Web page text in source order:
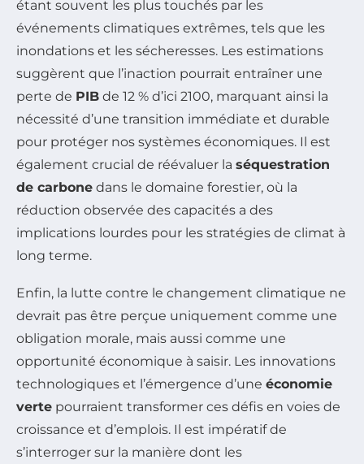
étant souvent les plus touchés par les
événements climatiques extrêmes, tels que les
inondations et les sécheresses. Les estimations
suggèrent que l’inaction pourrait entraîner une
perte de PIB de 12 % d’ici 2100, marquant ainsi la
nécessité d’une transition immédiate et durable
pour protéger nos systèmes économiques. Il est
également crucial de réévaluer la séquestration
de carbone dans le domaine forestier, où la
réduction observée des capacités a des
implications lourdes pour les stratégies de climat à
long terme.
Enfin, la lutte contre le changement climatique ne
devrait pas être perçue uniquement comme une
obligation morale, mais aussi comme une
opportunité économique à saisir. Les innovations
technologiques et l’émergence d’une économie
verte pourraient transformer ces défis en voies de
croissance et d’emplois. Il est impératif de
s’interroger sur la manière dont les